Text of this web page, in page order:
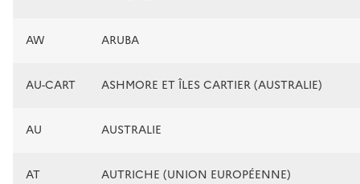
AW ARUBA
AU-CART ASHMORE ET ÎLES CARTIER (AUSTRALIE)
AU AUSTRALIE
AT AUTRICHE (UNION EUROPÉENNE)